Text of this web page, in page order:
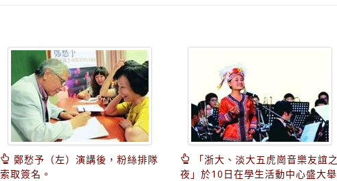
鄭愁予（左）演講後，粉絲排隊
索取簽名。
「浙大、淡大五虎崗音樂友誼之
夜」於10日在學生活動中心盛大舉